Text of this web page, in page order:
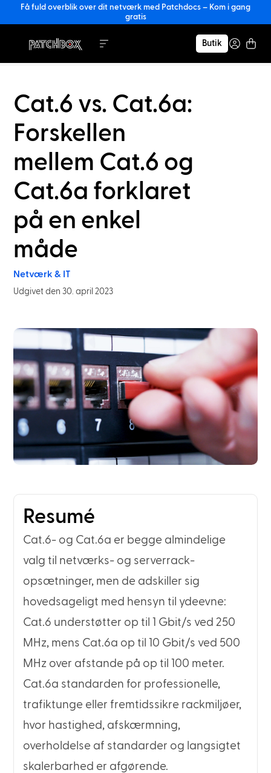
Få fuld overblik over dit netværk med Patchdocs – Kom i gang
gratis
Butik
Cat.6 vs. Cat.6a:
Forskellen
mellem Cat.6 og
Cat.6a forklaret
på en enkel
måde
Netværk & IT
Udgivet den 30. april 2023
Resumé
Cat.6- og Cat.6a er begge almindelige
valg til netværks- og serverrack-
opsætninger, men de adskiller sig
hovedsageligt med hensyn til ydeevne:
Cat.6 understøtter op til 1 Gbit/s ved 250
MHz, mens Cat.6a op til 10 Gbit/s ved 500
MHz over afstande på op til 100 meter.
Cat.6a standarden for professionelle,
trafiktunge eller fremtidssikre rackmiljøer,
hvor hastighed, afskærmning,
overholdelse af standarder og langsigtet
skalerbarhed er afgørende.